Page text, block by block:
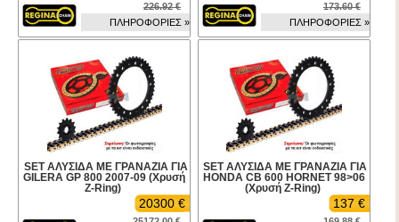
226.92 €
ΠΛΗΡΟΦΟΡΙΕΣ »
173.60 €
ΠΛΗΡΟΦΟΡΙΕΣ »
SET ΑΛΥΣΙΔΑ ΜΕ ΓΡΑΝΑΖΙΑ ΓΙΑ
GILERA GP 800 2007-09 (Χρυσή
Z-Ring)
20300 €
SET ΑΛΥΣΙΔΑ ΜΕ ΓΡΑΝΑΖΙΑ ΓΙΑ
HONDA CB 600 HORNET 98>06
(Χρυσή Z-Ring)
137 €